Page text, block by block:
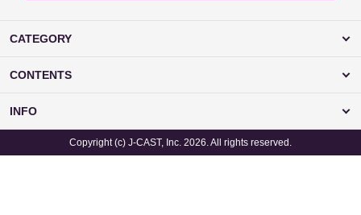
CATEGORY
CONTENTS
INFO
Copyright (c) J-CAST, Inc. 2026. All rights reserved.